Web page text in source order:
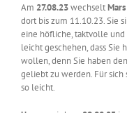
Am 27.08.23wechseltMars
dort bis zum 11.10.23. Sie
eine höfliche, taktvolle und
leicht geschehen, dass Sie
wollen, denn Sie haben
geliebt zu werden. Für
so leicht.